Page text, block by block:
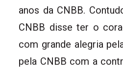
anos da CNBB.
CNBB disse ter o
com grande alegria
pela CNBB com a